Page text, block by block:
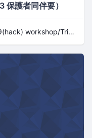
保護者同伴要）
Kids Programming School 8x9(hack) workshop/Trial Lesson